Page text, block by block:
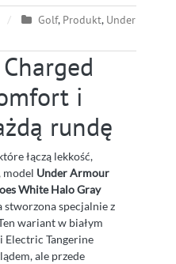
Golf, Produkt, Under
i
rundę
łączą lekkość,
model Under Armour
White Halo Gray
specjalnie z
wariant w białym
Electric Tangerine
ale przede